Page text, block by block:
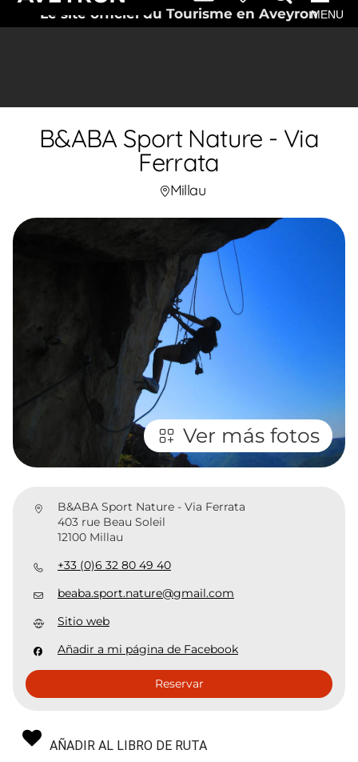
Le site officiel du Tourisme en AveyronMENU
B&ABA Sport Nature - Via
Ferrata
Millau
Ver más fotos
B&ABA Sport Nature - Via Ferrata
403 rue Beau Soleil
12100 Millau
+33 (0)6 32 80 49 40
beaba.sport.nature@gmail.com
Sitio web
Añadir a mi página de Facebook
Reservar
AÑADIR AL LIBRO DE RUTA